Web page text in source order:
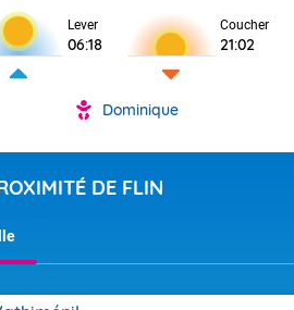
Tendance
Lever
06:18
Coucher
21:02
Dominique
DE FLIN
Voici les
31 Lyon :
: 32 Nancy :
32 Lille : 28
Demain :
sur les